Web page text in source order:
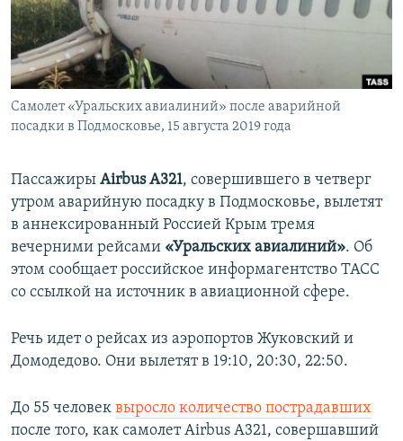
ПОБЕДИТЕЛЕЙ НЕ СУДЯТ?
КРЫМ.НЕПОКОРЕННЫЙ
ELIFBE
УКРАИНСКАЯ ПРОБЛЕМА КРЫМА
ПРИСОЕДИНЯЙТЕСЬ!
Все сайты RFE/RL
Самолет «Уральских авиалиний» после аварийной
посадки в Подмосковье, 15 августа 2019 года
Пассажиры Airbus А321, совершившего в четверг
утром аварийную посадку в Подмосковье, вылетят
в аннексированный Россией Крым тремя
вечерними рейсами «Уральских авиалиний». Об
этом сообщает российское информагентство ТАСС
со ссылкой на источник в авиационной сфере.
Речь идет о рейсах из аэропортов Жуковский и
Домодедово. Они вылетят в 19:10, 20:30, 22:50.
До 55 человек выросло количество пострадавших
после того, как самолет Airbus A321, совершавший